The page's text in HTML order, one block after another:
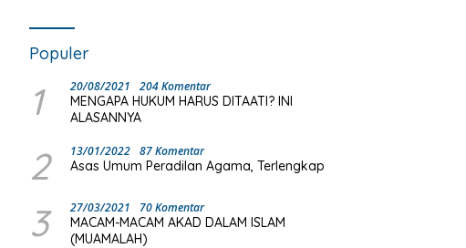
Populer
1 20/08/2021 204 Komentar
MENGAPA HUKUM HARUS DITAATI? INI
ALASANNYA
2 13/01/2022 87 Komentar
Asas Umum Peradilan Agama, Terlengkap
3 27/03/2021 70 Komentar
MACAM-MACAM AKAD DALAM ISLAM
(MUAMALAH)